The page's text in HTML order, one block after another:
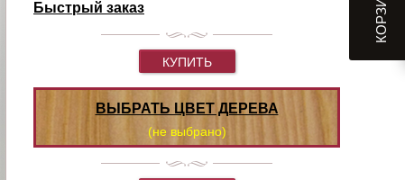
Быстрый заказ
КУПИТЬ
ВЫБРАТЬ ЦВЕТ ДЕРЕВА
(не выбрано)